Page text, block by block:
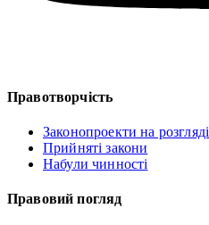
Правотворчість
Законопроекти на розгляді
Прийняті закони
Набули чинності
Правовий погляд